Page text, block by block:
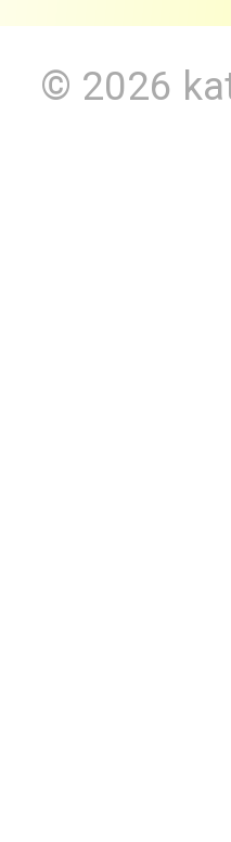
© 2026